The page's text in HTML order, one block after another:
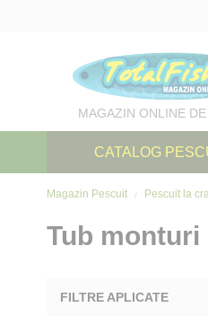
MAGAZIN ONLINE
CATALOG
Magazin Pescuit Pescuit la
Tub monturi
FILTRE APLICATE